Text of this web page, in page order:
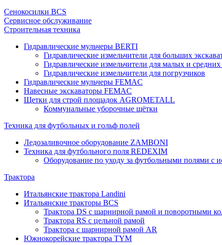
Сенокосилки BCS
Сервисное обслуживание
Строительная техника
Гидравлические мульчеры BERTI
Гидравлические измельчители для больших
Гидравлические измельчители для малых и средних
Гидравлические измельчители для погрузчиков
Гидравлические мульчеры FEMAC
Навесные экскаваторы FEMAC
Щетки для строй площадок AGROMETALL
Коммунальные уборочные щётки
Техника для футбольных и гольф полей
Ледозаливочное оборудование ZAMBONI
Техника для футбольного поля REDEXIM
Оборудование по уходу за футбольными полями с
Трактора
Итальянские трактора Landini
Итальянские тракторы BCS
Трактора DS с шарнирной рамой и поворотными
Трактора RS с цельной рамой
Трактора с шарнирной рамой AR
Южнокорейские трактора TYM